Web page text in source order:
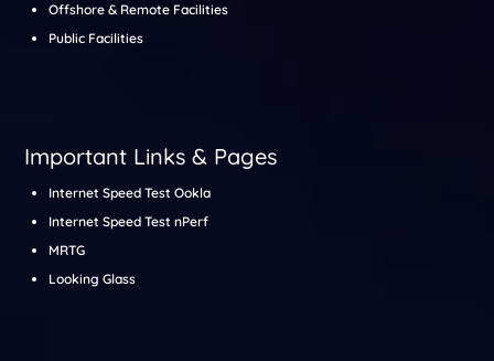
Offshore & Remote Facilities
Public Facilities
Important Links & Pages
Internet Speed Test Ookla
Internet Speed Test nPerf
MRTG
Looking Glass